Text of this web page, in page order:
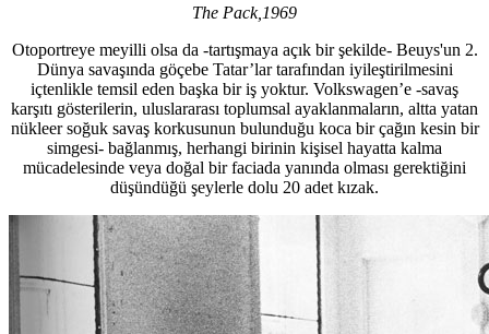
The Pack,1969
Otoportreye meyilli olsa da -tartışmaya açık bir şekilde- Beuys'un 2.
Dünya savaşında göçebe Tatar’lar tarafından iyileştirilmesini
içtenlikle temsil eden başka bir iş yoktur. Volkswagen’e -savaş
karşıtı gösterilerin, uluslararası toplumsal ayaklanmaların, altta yatan
nükleer soğuk savaş korkusunun bulunduğu koca bir çağın kesin bir
simgesi- bağlanmış, herhangi birinin kişisel hayatta kalma
mücadelesinde veya doğal bir faciada yanında olması gerektiğini
düşündüğü şeylerle dolu 20 adet kızak.